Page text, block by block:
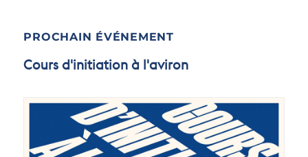
PROCHAIN ÉVÉNEMENT
Cours d'initiation à l'aviron